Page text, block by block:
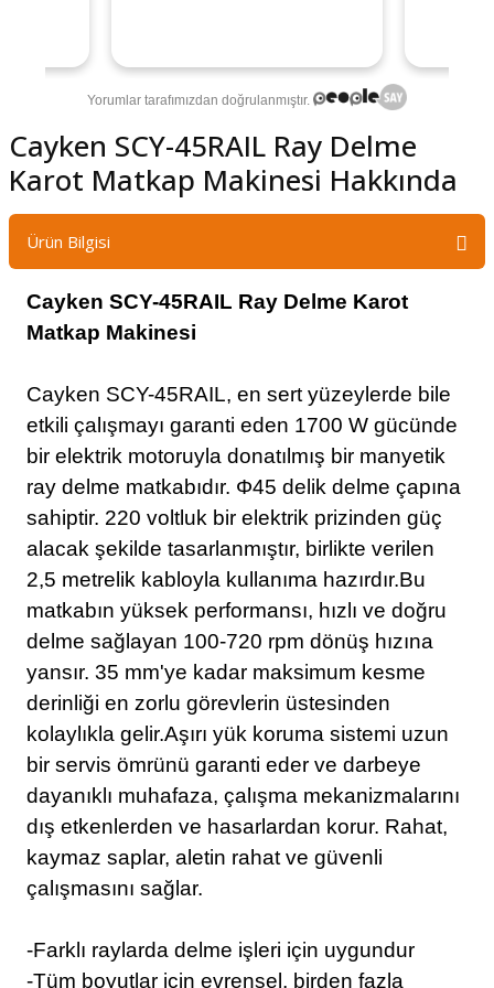
Cayken SCY-45RAIL Ray Delme
Karot Matkap Makinesi Hakkında
Ürün Bilgisi
Cayken SCY-45RAIL Ray Delme Karot
Matkap Makinesi
Cayken SCY-45RAIL, en sert yüzeylerde bile
etkili çalışmayı garanti eden 1700 W gücünde
bir elektrik motoruyla donatılmış bir manyetik
ray delme matkabıdır. Φ45 delik delme çapına
sahiptir. 220 voltluk bir elektrik prizinden güç
alacak şekilde tasarlanmıştır, birlikte verilen
2,5 metrelik kabloyla kullanıma hazırdır.Bu
matkabın yüksek performansı, hızlı ve doğru
delme sağlayan 100-720 rpm dönüş hızına
yansır. 35 mm'ye kadar maksimum kesme
derinliği en zorlu görevlerin üstesinden
kolaylıkla gelir.Aşırı yük koruma sistemi uzun
bir servis ömrünü garanti eder ve darbeye
dayanıklı muhafaza, çalışma mekanizmalarını
dış etkenlerden ve hasarlardan korur. Rahat,
kaymaz saplar, aletin rahat ve güvenli
çalışmasını sağlar.
-Farklı raylarda delme işleri için uygundur
-Tüm boyutlar için evrensel, birden fazla